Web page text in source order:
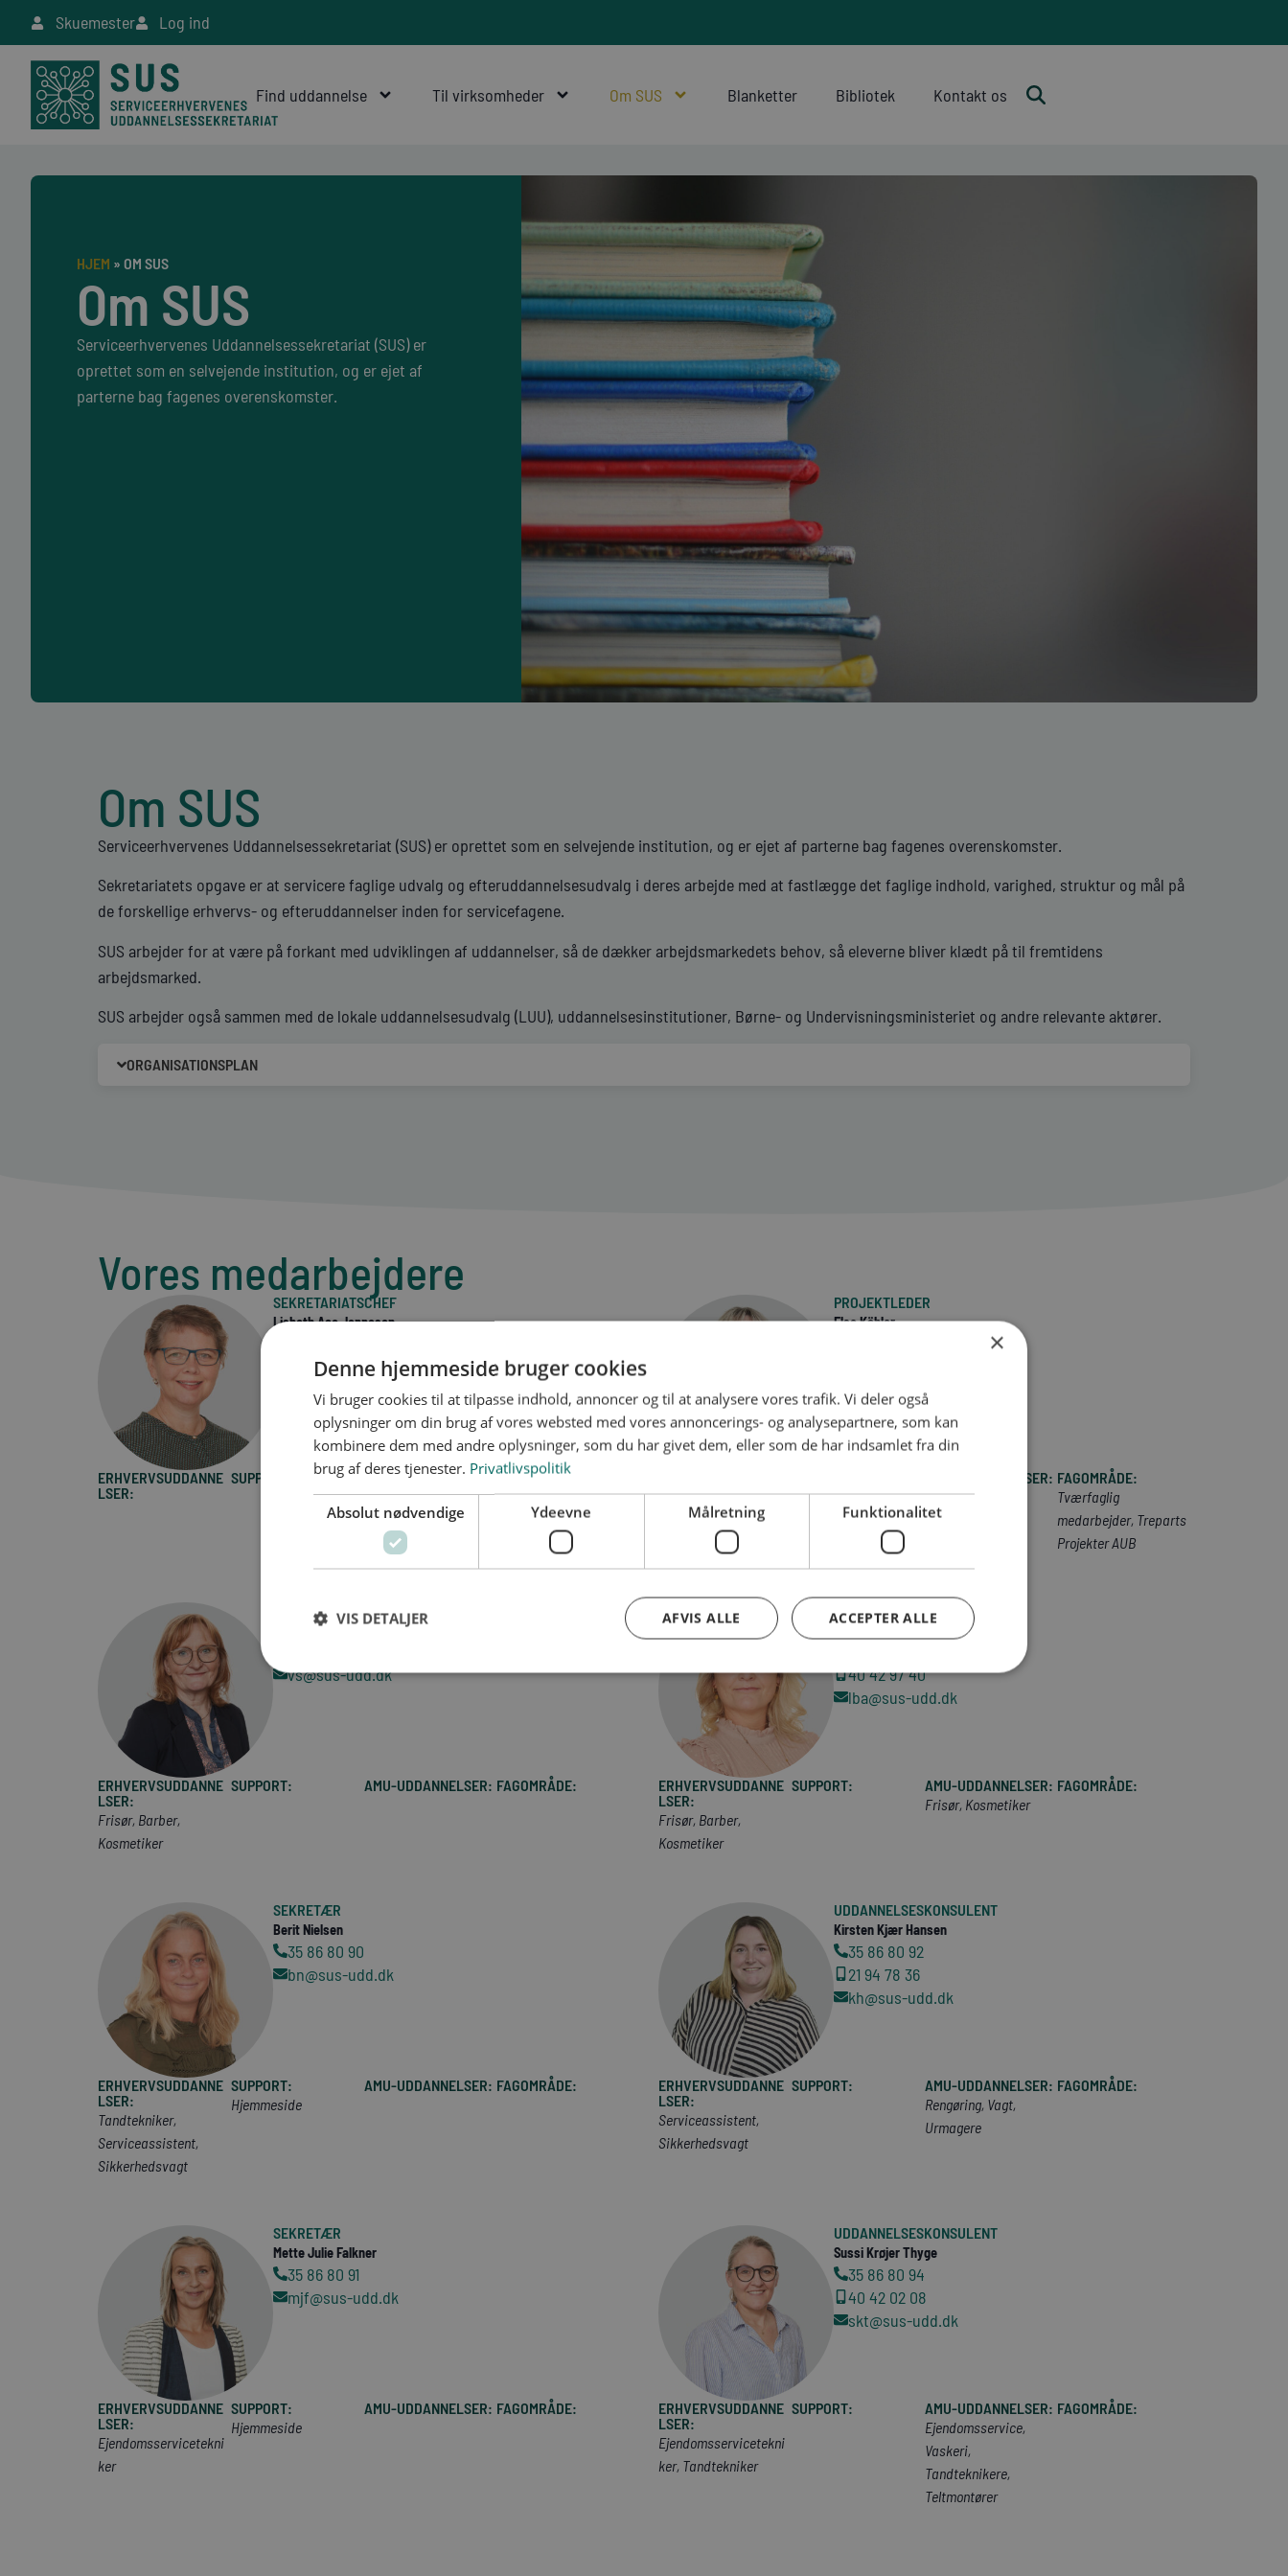
Skuemester Log ind
Find uddannelse Til virksomheder Om SUS Blanketter Bibliotek Kontakt os
HJEM » OM SUS
Om SUS
Serviceerhvervenes Uddannelsessekretariat (SUS) er
oprettet som en selvejende institution, og er ejet af
parterne bag fagenes overenskomster.
Om SUS
Serviceerhvervenes Uddannelsessekretariat (SUS) er oprettet som en selvejende institution, og er ejet af parterne bag fagenes overenskomster.
Sekretariatets opgave er at servicere faglige udvalg og efteruddannelsesudvalg i deres arbejde med at fastlægge det faglige indhold, varighed, struktur og mål på
de forskellige erhvervs- og efteruddannelser inden for servicefagene.
SUS arbejder for at være på forkant med udviklingen af uddannelser, så de dækker arbejdsmarkedets behov, så eleverne bliver klædt på til fremtidens
arbejdsmarked.
SUS arbejder også sammen med de lokale uddannelsesudvalg (LUU), uddannelsesinstitutioner, Børne- og Undervisningsministeriet og andre relevante aktører.
ORGANISATIONSPLAN
Vores medarbejdere
SEKRETARIATSCHEF
Lisbeth Aae Jeppesen
40 42 68 40
lj@sus-udd.dk
ERHVERVSUDDANNE
LSER:
SUPPORT: AMU-UDDANNELSER: FAGOMRÅDE:
PROJEKTLEDER
Else Kähler
ek@sus-udd.dk
LSER:
AMU-UDDANNELSER: FAGOMRÅDE:
Tværfaglig
medarbejder, Treparts
Projekter AUB
SEKRETÆR
Vibeke Sau
vs@sus-udd.dk
ERHVERVSUDDANNE
LSER:
Frisør, Barber,
Kosmetiker
SUPPORT: AMU-UDDANNELSER: FAGOMRÅDE:
UDDANNELSESKONSULENT
40 42 97 40
lba@sus-udd.dk
ERHVERVSUDDANNE
LSER:
Frisør, Barber,
Kosmetiker
SUPPORT:
AMU-UDDANNELSER:
Frisør, Kosmetiker
FAGOMRÅDE:
SEKRETÆR
Berit Nielsen
35 86 80 90
bn@sus-udd.dk
ERHVERVSUDDANNE
LSER:
Tandtekniker,
Serviceassistent,
Sikkerhedsvagt
SUPPORT:
Hjemmeside
AMU-UDDANNELSER: FAGOMRÅDE:
UDDANNELSESKONSULENT
Kirsten Kjær Hansen
35 86 80 92
21 94 78 36
kh@sus-udd.dk
ERHVERVSUDDANNE
LSER:
Serviceassistent,
Sikkerhedsvagt
SUPPORT:
AMU-UDDANNELSER:
Rengøring, Vagt,
Urmagere
FAGOMRÅDE:
SEKRETÆR
Mette Julie Falkner
35 86 80 91
mjf@sus-udd.dk
ERHVERVSUDDANNE
LSER:
Ejendomsservicetekni
ker
SUPPORT:
Hjemmeside
AMU-UDDANNELSER: FAGOMRÅDE:
UDDANNELSESKONSULENT
Sussi Krøjer Thyge
35 86 80 94
40 42 02 08
skt@sus-udd.dk
ERHVERVSUDDANNE
LSER:
Ejendomsservicetekni
ker, Tandtekniker
SUPPORT:
AMU-UDDANNELSER:
Ejendomsservice,
Vaskeri,
Tandteknikere,
Teltmontører
FAGOMRÅDE:
×
Denne hjemmeside bruger cookies
Vi bruger cookies til at tilpasse indhold, annoncer og til at analysere vores trafik. Vi deler også
oplysninger om din brug af vores websted med vores annoncerings- og analysepartnere, som kan
kombinere dem med andre oplysninger, som du har givet dem, eller som de har indsamlet fra din
brug af deres tjenester. Privatlivspolitik
Absolut nødvendige Ydeevne Målretning Funktionalitet
ACCEPTER ALLE
AFVIS ALLE
VIS DETALJER